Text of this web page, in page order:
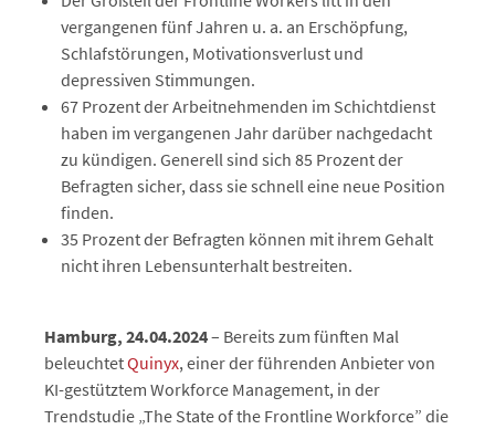
vergangenen fünf Jahren u. a. an Erschöpfung,
Schlafstörungen, Motivationsverlust und
depressiven Stimmungen.
67 Prozent der Arbeitnehmenden im Schichtdienst
haben im vergangenen Jahr darüber nachgedacht
zu kündigen. Generell sind sich 85 Prozent der
Befragten sicher, dass sie schnell eine neue Position
finden.
35 Prozent der Befragten können mit ihrem Gehalt
nicht ihren Lebensunterhalt bestreiten.
Hamburg, 24.04.2024– Bereits zum fünften Mal
beleuchtetQuinyx, einer der führenden Anbieter von
KI-gestütztem Workforce Management, in der
Trendstudie „The State of the Frontline Workforce” die